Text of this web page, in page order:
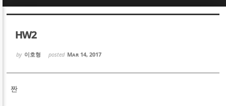
HW2
by 이호형 posted Mar 14, 2017
짠
Sketchbook5, 스케치북5
Sketchbook5, 스케치북5